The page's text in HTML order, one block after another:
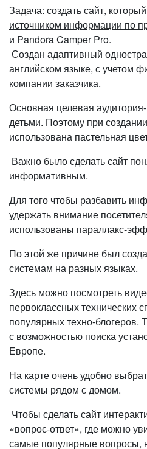
Задача: создать сайт,
источником информации по
и Pandora Camper Pro.
Создан адаптивный
английском языке, с учетом
компании заказчика.
Основная целевая
детьми. Поэтому при
использована пастельная
Важно было сделать сайт
информативным.
Для того чтобы разбавить
удержать внимание
использованы параллакс-
По этой же причине был
системам на разных языках.
Здесь можно посмотреть
первоклассных технических
популярных техно-блогеров.
с возможностью поиска
Европе.
На карте очень удобно
системы рядом с домом.
Чтобы сделать сайт
«вопрос-ответ», где можно
самые популярные вопросы,